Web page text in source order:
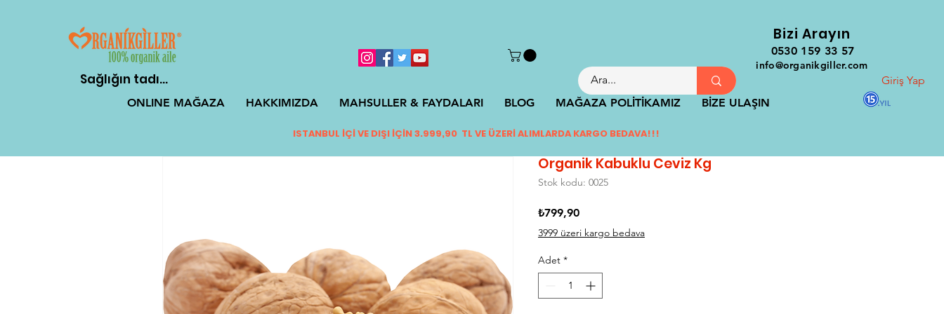
Sağlığın tadı...
Bizi Arayın
0530 159 33 57
info@organikgiller.com
Giriş Yap
ISTANBUL İÇİ VE DIŞI İÇİN 3.999,90 TL VE ÜZERİ ALIMLARDA KARGO BEDAVA!!!
ONLINE MAĞAZA HAKKIMIZDA MAHSULLER & FAYDALARI BLOG MAĞAZA POLİTİKAMIZ BİZE ULAŞIN
Organik Kabuklu Ceviz Kg
Stok kodu: 0025
₺799,90Fiyat
3999 üzeri kargo bedava
Adet *